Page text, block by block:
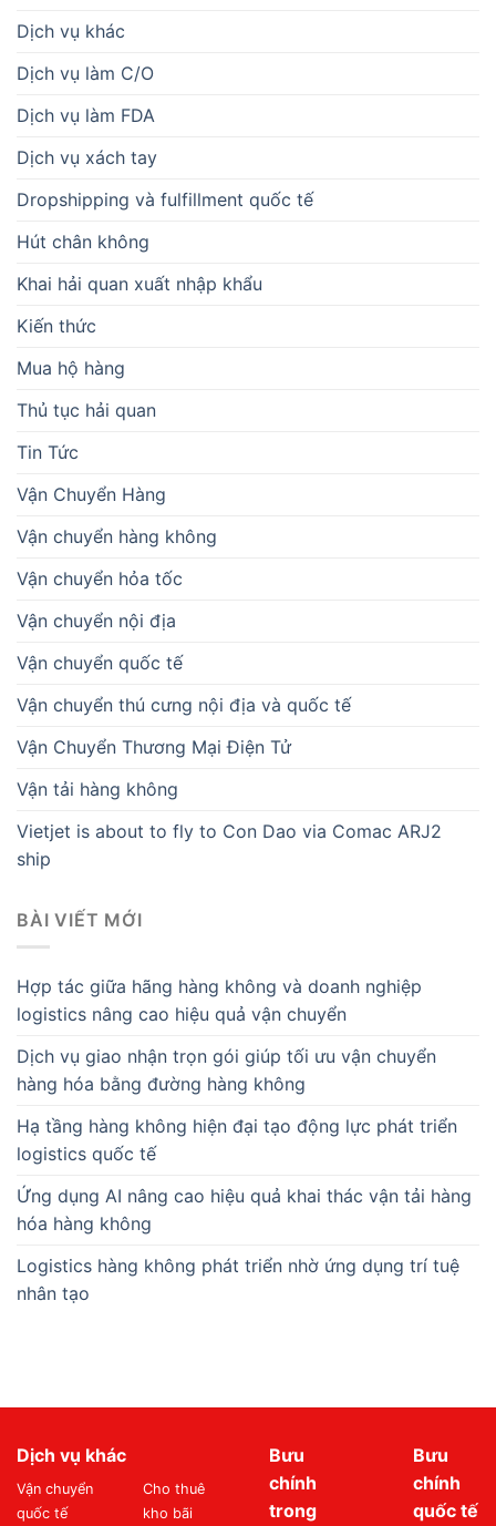
Dịch vụ khác
Dịch vụ làm C/O
Dịch vụ làm FDA
Dịch vụ xách tay
Dropshipping và fulfillment quốc tế
Hút chân không
Khai hải quan xuất nhập khẩu
Kiến thức
Mua hộ hàng
Thủ tục hải quan
Tin Tức
Vận Chuyển Hàng
Vận chuyển hàng không
Vận chuyển hỏa tốc
Vận chuyển nội địa
Vận chuyển quốc tế
Vận chuyển thú cưng nội địa và quốc tế
Vận Chuyển Thương Mại Điện Tử
Vận tải hàng không
Vietjet is about to fly to Con Dao via Comac ARJ2
ship
BÀI VIẾT MỚI
Hợp tác giữa hãng hàng không và doanh nghiệp
logistics nâng cao hiệu quả vận chuyển
Dịch vụ giao nhận trọn gói giúp tối ưu vận chuyển
hàng hóa bằng đường hàng không
Hạ tầng hàng không hiện đại tạo động lực phát triển
logistics quốc tế
Ứng dụng AI nâng cao hiệu quả khai thác vận tải hàng
hóa hàng không
Logistics hàng không phát triển nhờ ứng dụng trí tuệ
nhân tạo
Dịch vụ khác
Vận chuyển
quốc tế
Cho thuê
kho bãi
Bưu
chính
trong
Bưu
chính
quốc tế